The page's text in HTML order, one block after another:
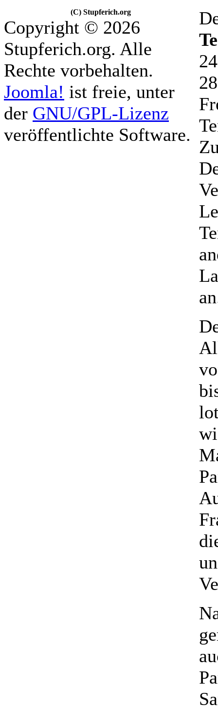
(C) Stupferich.org
Copyright © 2026
Stupferich.org. Alle
Rechte vorbehalten.
Joomla! ist freie, unter
der GNU/GPL-Lizenz
veröffentlichte Software.